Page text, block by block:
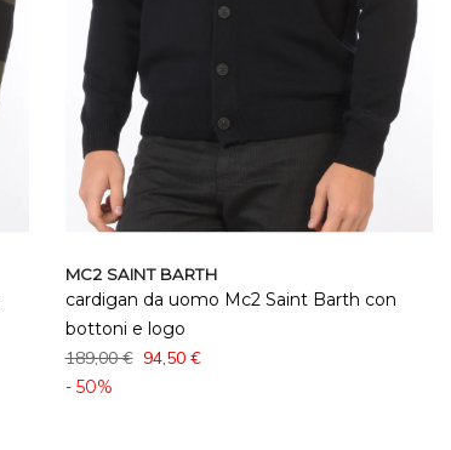
MC2 SAINT BARTH
cardigan da uomo Mc2 Saint Barth con
bottoni e logo
189,00 € 94,50 €
- 50%